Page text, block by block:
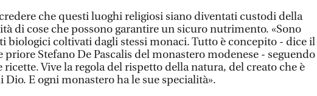
che questi luoghi religiosi siano diventati custodi della
di cose che possono garantire un sicuro nutrimento. «Sono
biologici coltivati dagli stessi monaci. Tutto è concepito - dice il
priore Stefano De Pascalis del monastero modenese - seguendo
ricette. Vive la regola del rispetto della natura, del creato che è
Dio. E ogni monastero ha le sue specialità».